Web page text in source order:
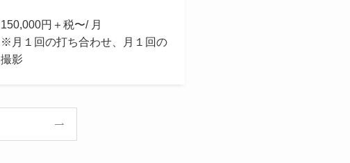
150,000円＋税〜/ 月
※月１回の打ち合わせ、月１回の
撮影